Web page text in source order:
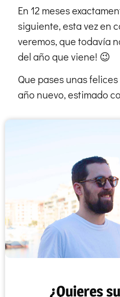
En 12 meses
siguiente, esta vez en
veremos, que todavía
del año que viene! 😉
Que pases unas
año nuevo, estimado
¿Quieres